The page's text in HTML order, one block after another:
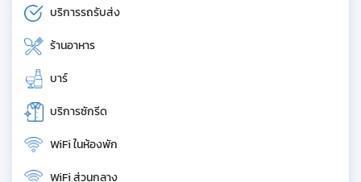
บริการรถรับส่ง
ร้านอาหาร
บาร์
บริการซักรีด
WiFi ในห้องพัก
WiFi ส่วนกลาง